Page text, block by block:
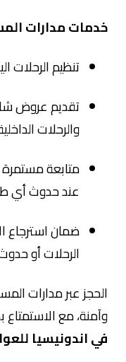
خدمات مدارات
تنظيم الرحلات
تقديم عروض
والرحلات
متابعة مستمرة
عند حدوث أي
ضمان استرجاع
الرحلات أو
الحجز عبر مدارات
وآمنة، مع الاستمتاع
في اندونيسيا